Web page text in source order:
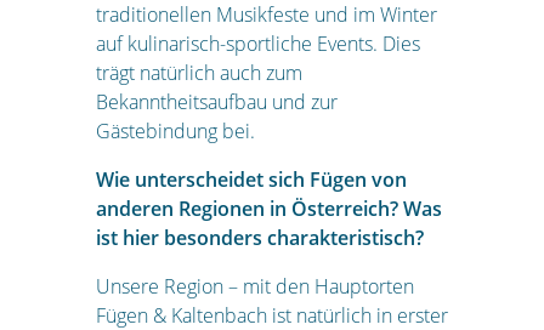
traditionellen Musikfeste und im Winter
auf kulinarisch-sportliche Events. Dies
trägt natürlich auch zum
Bekanntheitsaufbau und zur
Gästebindung bei.
Wie unterscheidet sich Fügen von
anderen Regionen in Österreich? Was
ist hier besonders charakteristisch?
Unsere Region – mit den Hauptorten
Fügen & Kaltenbach ist natürlich in erster